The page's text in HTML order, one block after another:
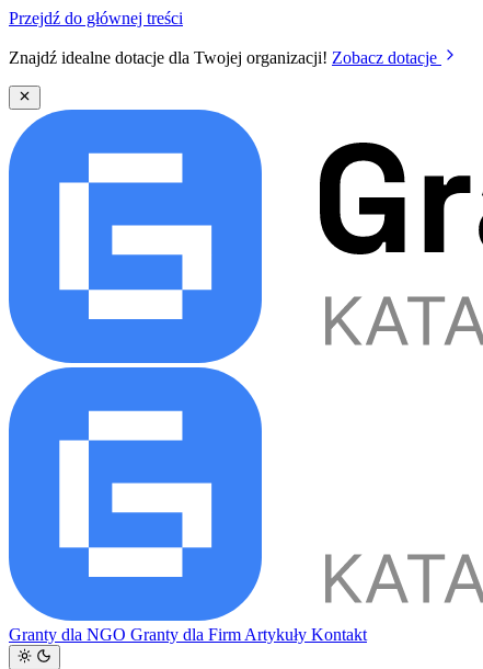
Przejdź do głównej treści
Znajdź idealne dotacje dla Twojej organizacji! Zobacz dotacje
Granty dla NGO Granty dla Firm Artykuły Kontakt